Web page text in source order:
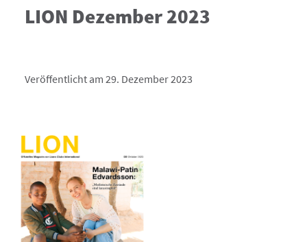
LION Dezember 2023
Veröffentlicht am 29. Dezember 2023